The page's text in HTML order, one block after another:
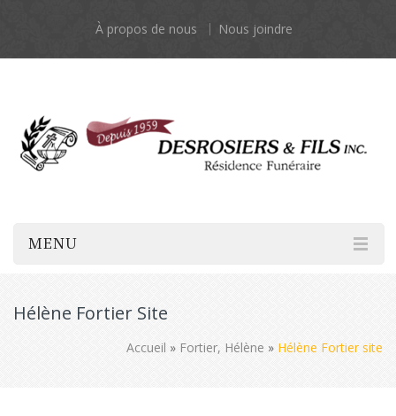
À propos de nous Nous joindre
MENU
Hélène Fortier Site
Accueil » Fortier, Hélène » Hélène Fortier site